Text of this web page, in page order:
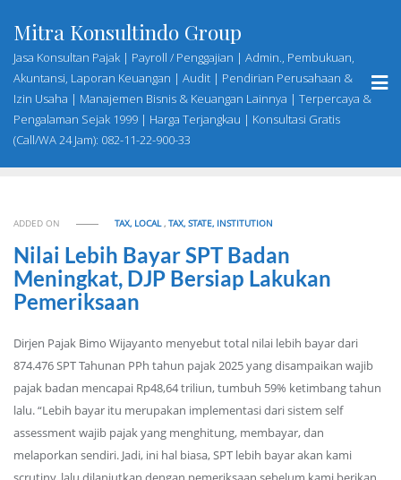
content
Mitra Konsultindo Group
Jasa Konsultan Pajak | Payroll / Penggajian | Admin., Pembukuan,
Akuntansi, Laporan Keuangan | Audit | Pendirian Perusahaan &
Izin Usaha | Manajemen Bisnis & Keuangan Lainnya | Terpercaya &
Pengalaman Sejak 1999 | Harga Terjangkau | Konsultasi Gratis
(Call/WA 24 Jam): 082-11-22-900-33
ADDED ON TAX, LOCAL,TAX, STATE, INSTITUTION
Nilai Lebih Bayar SPT Badan
Meningkat, DJP Bersiap Lakukan
Pemeriksaan
Dirjen Pajak Bimo Wijayanto menyebut total nilai lebih bayar dari
874.476 SPT Tahunan PPh tahun pajak 2025 yang disampaikan wajib
pajak badan mencapai Rp48,64 triliun, tumbuh 59% ketimbang tahun
lalu. “Lebih bayar itu merupakan implementasi dari sistem self
assessment wajib pajak yang menghitung, membayar, dan
melaporkan sendiri. Jadi, ini hal biasa, SPT lebih bayar akan kami